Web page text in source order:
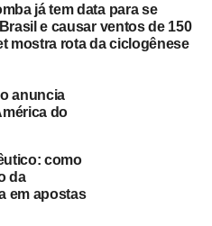
já tem data para se
e causar ventos de 150
mostra rota da ciclogênese
anuncia
do
como
da
em apostas